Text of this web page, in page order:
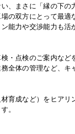
、まさに「縁の下の
の双方にとって最適
能力や交渉能力も活
・点検のご案内など
全体の管理など、キ
育成など）をヒアリ
。